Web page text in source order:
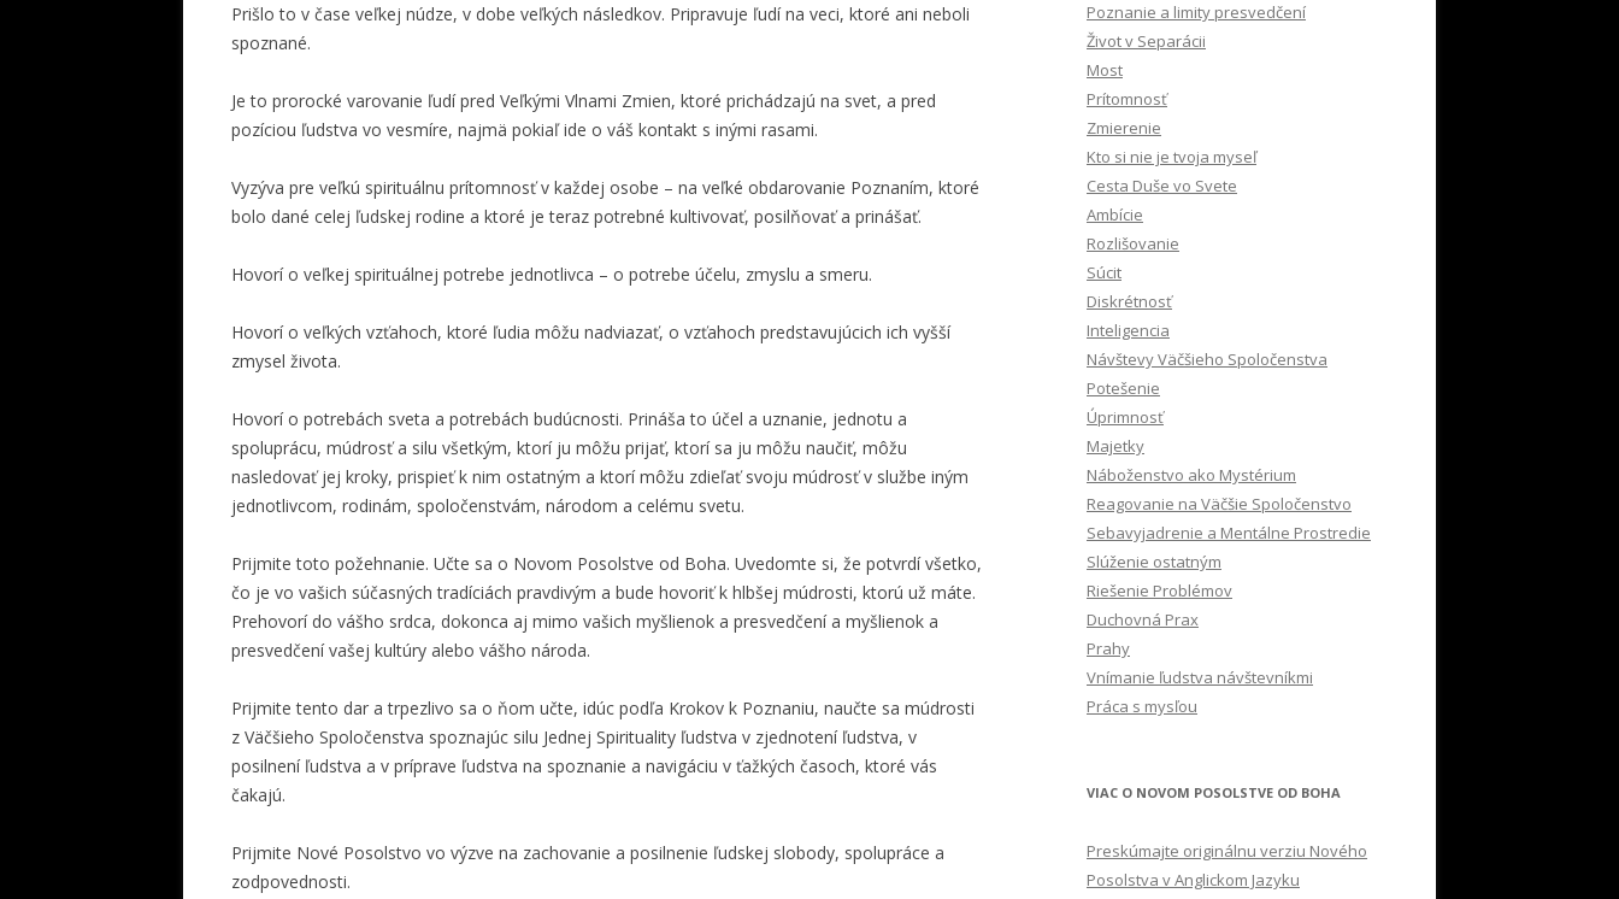
Prišlo to v čase veľkej núdze, v dobe veľkých následkov. Pripravuje ľudí na veci, ktoré ani neboli
spoznané.
Je to prorocké varovanie ľudí pred Veľkými Vlnami Zmien, ktoré prichádzajú na svet, a pred
pozíciou ľudstva vo vesmíre, najmä pokiaľ ide o váš kontakt s inými rasami.
Vyzýva pre veľkú spirituálnu prítomnosť v každej osobe – na veľké obdarovanie Poznaním, ktoré
bolo dané celej ľudskej rodine a ktoré je teraz potrebné kultivovať, posilňovať a prinášať.
Hovorí o veľkej spirituálnej potrebe jednotlivca – o potrebe účelu, zmyslu a smeru.
Hovorí o veľkých vzťahoch, ktoré ľudia môžu nadviazať, o vzťahoch predstavujúcich ich vyšší
zmysel života.
Hovorí o potrebách sveta a potrebách budúcnosti. Prináša to účel a uznanie, jednotu a
spoluprácu, múdrosť a silu všetkým, ktorí ju môžu prijať, ktorí sa ju môžu naučiť, môžu
nasledovať jej kroky, prispieť k nim ostatným a ktorí môžu zdieľať svoju múdrosť v službe iným
jednotlivcom, rodinám, spoločenstvám, národom a celému svetu.
Prijmite toto požehnanie. Učte sa o Novom Posolstve od Boha. Uvedomte si, že potvrdí všetko,
čo je vo vašich súčasných tradíciách pravdivým a bude hovoriť k hlbšej múdrosti, ktorú už máte.
Prehovorí do vášho srdca, dokonca aj mimo vašich myšlienok a presvedčení a myšlienok a
presvedčení vašej kultúry alebo vášho národa.
Prijmite tento dar a trpezlivo sa o ňom učte, idúc podľa Krokov k Poznaniu, naučte sa múdrosti
z Väčšieho Spoločenstva spoznajúc silu Jednej Spirituality ľudstva v zjednotení ľudstva, v
posilnení ľudstva a v príprave ľudstva na spoznanie a navigáciu v ťažkých časoch, ktoré vás
čakajú.
Prijmite Nové Posolstvo vo výzve na zachovanie a posilnenie ľudskej slobody, spolupráce a
zodpovednosti.
Poznanie a limity presvedčení
Život v Separácii
Most
Prítomnosť
Zmierenie
Kto si nie je tvoja myseľ
Cesta Duše vo Svete
Ambície
Rozlišovanie
Súcit
Diskrétnosť
Inteligencia
Návštevy Väčšieho Spoločenstva
Potešenie
Úprimnosť
Majetky
Náboženstvo ako Mystérium
Reagovanie na Väčšie Spoločenstvo
Sebavyjadrenie a Mentálne Prostredie
Slúženie ostatným
Riešenie Problémov
Duchovná Prax
Prahy
Vnímanie ľudstva návštevníkmi
Práca s mysľou
VIAC O NOVOM POSOLSTVE OD BOHA
Preskúmajte originálnu verziu Nového
Posolstva v Anglickom Jazyku